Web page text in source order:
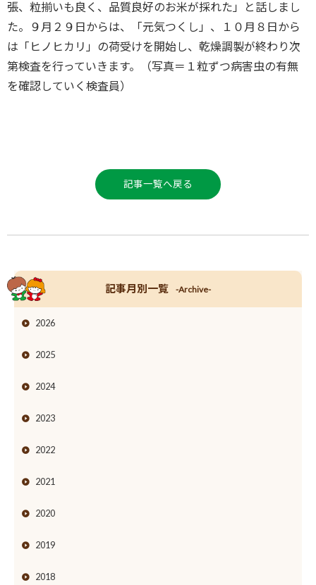
張、粒揃いも良く、品質良好のお米が採れた」と話しまし
た。９月２９日からは、「元気つくし」、１０月８日から
は「ヒノヒカリ」の荷受けを開始し、乾燥調製が終わり次
第検査を行っていきます。（写真＝１粒ずつ病害虫の有無
を確認していく検査員）
記事一覧へ戻る
記事月別一覧 -Archive-
2026
2025
2024
2023
2022
2021
2020
2019
2018